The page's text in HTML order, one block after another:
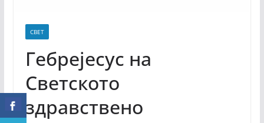
СВЕТ
Гебрејесус на
Светското
здравствено